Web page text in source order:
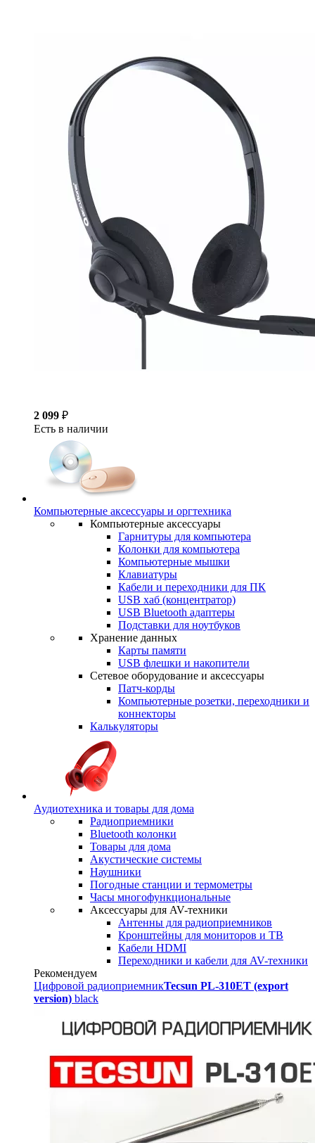
2 099 ₽
Есть в наличии
Компьютерные аксессуары и оргтехника
Компьютерные аксессуары
Гарнитуры для компьютера
Колонки для компьютера
Компьютерные мышки
Клавиатуры
Кабели и переходники для ПК
USB хаб (концентратор)
USB Bluetooth адаптеры
Подставки для ноутбуков
Хранение данных
Карты памяти
USB флешки и накопители
Сетевое оборудование и аксессуары
Патч-корды
Компьютерные розетки, переходники и
коннекторы
Калькуляторы
Аудиотехника и товары для дома
Радиоприемники
Bluetooth колонки
Товары для дома
Акустические системы
Наушники
Погодные станции и термометры
Часы многофункциональные
Аксессуары для AV-техники
Антенны для радиоприемников
Кронштейны для мониторов и ТВ
Кабели HDMI
Переходники и кабели для AV-техники
Рекомендуем
Цифровой радиоприемникTecsun PL-310ET (export
version) black